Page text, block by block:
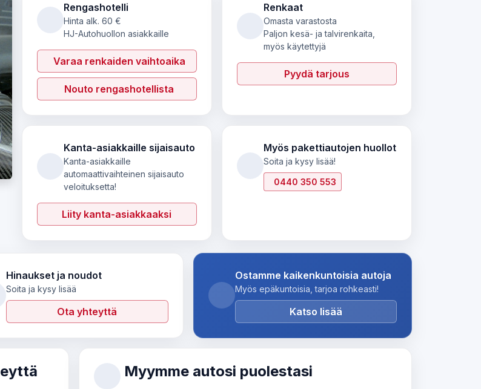
Rengashotelli
Hinta alk. 60 €
HJ-Autohuollon asiakkaille
Varaa renkaiden vaihto­aika
Nouto rengashotellista
Renkaat
Omasta varastosta
Paljon kesä- ja talvirenkaita,
myös käytettyjä
Pyydä tarjous
Kanta-asiakkaille sijaisauto
Kanta-asiakkaille
automaattivaihteinen sijaisauto
veloituksetta!
Liity kanta-asiakkaaksi
Myös pakettiautojen huollot
Soita ja kysy lisää!
0440 350 553
Hinaukset ja noudot
Soita ja kysy lisää
Ota yhteyttä
Ostamme kaikenkuntoisia autoja
Myös epäkuntoisia, tarjoa rohkeasti!
Katso lisää
Myymme autosi puolestasi